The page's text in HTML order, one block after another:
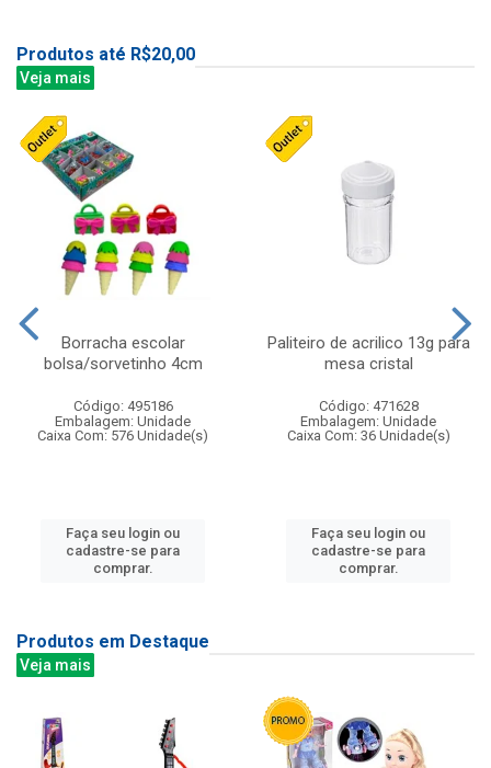
Produtos até R$20,00
Veja mais
Borracha escolar
bolsa/sorvetinho 4cm
Código: 495186
Embalagem: Unidade
Caixa Com: 576 Unidade(s)
Faça seu login ou
cadastre-se para
comprar.
Paliteiro de acrilico 13g para
mesa cristal
Código: 471628
Embalagem: Unidade
Caixa Com: 36 Unidade(s)
Faça seu login ou
cadastre-se para
comprar.
Produtos em Destaque
Veja mais